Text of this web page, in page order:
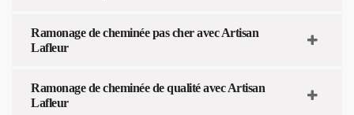
Ramonage de cheminée pas cher avec Artisan
Lafleur
Ramonage de cheminée de qualité avec Artisan
Lafleur